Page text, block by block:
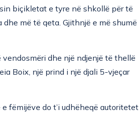
biçikletat e tyre në shkollë për të
më të qeta. Gjithnjë e më shumë
vendosmëri dhe një ndjenjë të thellë
Boix, një prind i një djali 5-vjeçar
fëmijëve do t’i udhëheqë autoritetet